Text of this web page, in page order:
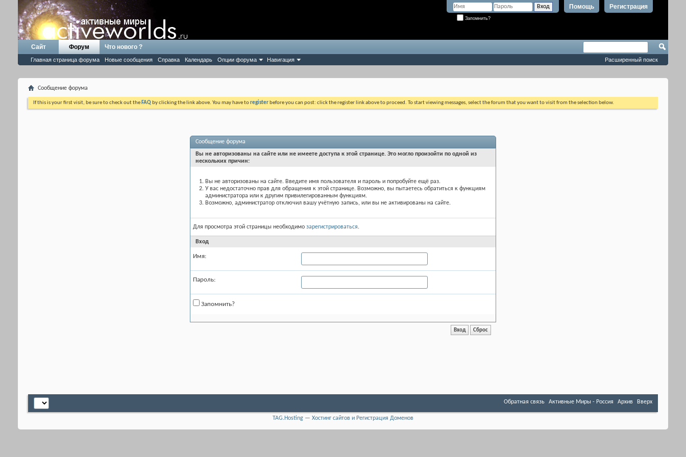
Регистрация
Помощь
Запомнить?
Сайт Форум
Главная страница форума Новые сообщения Справка Календарь Опции форума Навигация
Что нового ?
Расширенный поиск
Сообщение форума
If this is your first visit, be sure to check out the FAQ by clicking the link above. You may have toregister before you can post: click the register link above to proceed. To start viewing messages, select the forum that you want to visit from the selection below.
Сообщение форума
Вы не авторизованы на сайте или не имеете доступа к этой странице. Это могло произойти по одной из
нескольких причин:
Вы не авторизованы на сайте. Введите имя пользователя и пароль и попробуйте ещё раз.
У вас недостаточно прав для обращения к этой странице. Возможно, вы пытаетесь обратиться к функциям
администратора или к другим привилегированным функциям.
Возможно, администратор отключил вашу учётную запись, или вы не активированы на сайте.
Для просмотра этой страницы необходимо зарегистрироваться.
Вход
Имя:
Пароль:
Запомнить?
Обратная связь Активные Миры - Россия Архив Вверх
TAG.Hosting — Хостинг сайтов и Регистрация Доменов